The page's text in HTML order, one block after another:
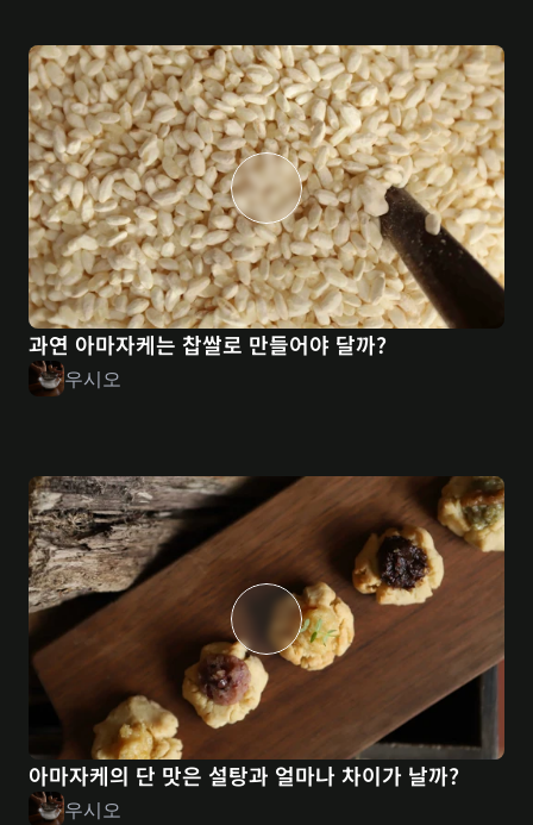
과연 아마자케는 찹쌀로 만들어야 달까?
우시오
아마자케의 단 맛은 설탕과 얼마나 차이가 날까?
우시오